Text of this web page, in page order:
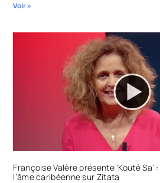
Voir »
Françoise Valère présente ‘Kouté
l’âme caribéenne sur Zitata